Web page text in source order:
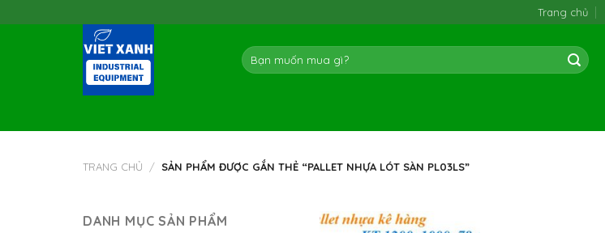
to
Trang chủ
Tìm
kiếm:
TRANG CHỦ / SẢN PHẨM ĐƯỢC GẮN THẺ “PALLET NHỰA LÓT SÀN PL03LS”
DANH MỤC SẢN PHẨM